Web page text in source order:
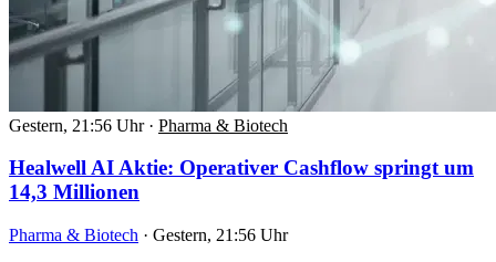
Gestern, 21:56 Uhr · Pharma & Biotech
Healwell AI Aktie: Operativer Cashflow springt um
14,3 Millionen
Pharma & Biotech · Gestern, 21:56 Uhr